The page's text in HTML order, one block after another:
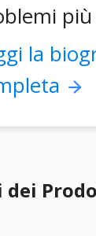
più
la
dei